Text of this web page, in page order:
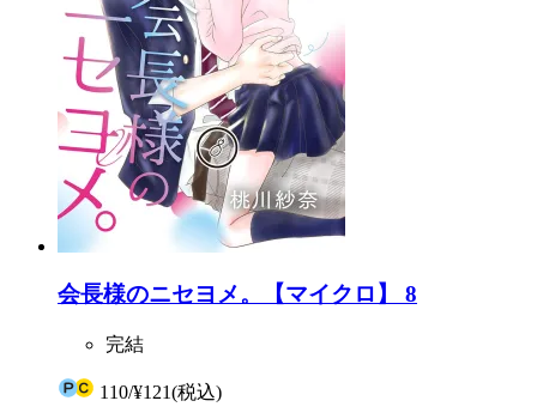
会長様のニセヨメ。【マイクロ】 8
完結
110/¥121(税込)